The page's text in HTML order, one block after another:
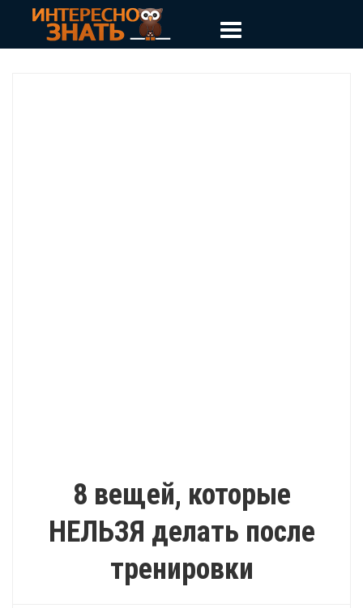
8 вещей, которые
НЕЛЬЗЯ делать после
тренировки